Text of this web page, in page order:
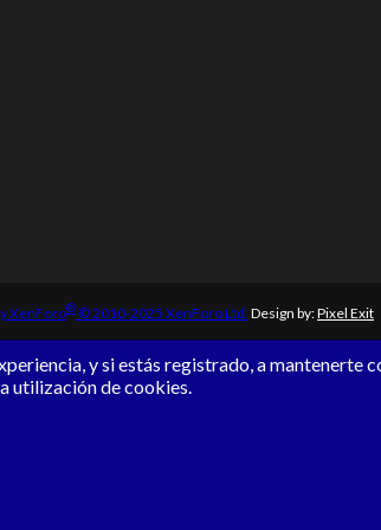
XenForo®© 2010-2025 XenForo Ltd. Design by:Pixel Exit
y si estás registrado, a mantenerte
utilización de cookies.